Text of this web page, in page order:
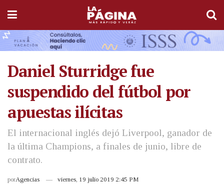
Daniel Sturridge fue
suspendido del fútbol por
apuestas ilícitas
El internacional inglés dejó Liverpool, ganador de
la última Champions, a finales de junio, libre de
contrato.
porAgencias viernes, 19 julio 2019 2:45 PM